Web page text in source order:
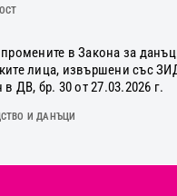
в Закона за
лица, извършени със
ДВ, бр. 30 от 27.03.2026 г.
И ДАНЪЦИ